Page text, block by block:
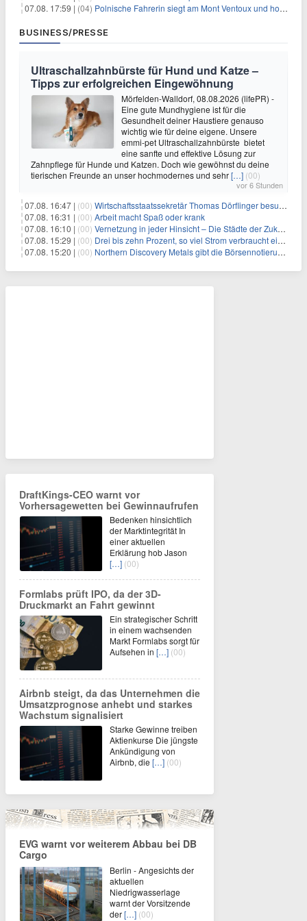
07.08. 17:59 | (04) Polnische Fahrerin siegt am Mont Ventoux und holt Tour-Gelb
BUSINESS/PRESSE
Ultraschallzahnbürste für Hund und Katze –
Tipps zur erfolgreichen Eingewöhnung
Mörfelden-Walldorf, 08.08.2026 (lifePR) -
Eine gute Mundhygiene ist für die
Gesundheit deiner Haustiere genauso
wichtig wie für deine eigene. Unsere
emmi-pet Ultraschallzahnbürste bietet
eine sanfte und effektive Lösung zur
Zahnpflege für Hunde und Katzen. Doch wie gewöhnst du deine
tierischen Freunde an unser hochmodernes und sehr[…] (00)
vor 6 Stunden
07.08. 16:47 | (00) Wirtschaftsstaatssekretär Thomas Dörflinger besucht Handwerksbetrieb im Kammerbezirk Freiburg
07.08. 16:31 | (00) Arbeit macht Spaß oder krank
07.08. 16:10 | (00) Vernetzung in jeder Hinsicht – Die Städte der Zukunft sind grün-blau
07.08. 15:29 | (00) Drei bis zehn Prozent, so viel Strom verbraucht ein Aufzug im Gebäude
07.08. 15:20 | (00) Northern Discovery Metals gibt die Börsennotierung an der Frankfurter Wertpapierbörse bekannt
DraftKings-CEO warnt vor
Vorhersagewetten bei Gewinnaufrufen
Bedenken hinsichtlich
der Marktintegrität In
einer aktuellen
Erklärung hob Jason
[…] (00)
Formlabs prüft IPO, da der 3D-
Druckmarkt an Fahrt gewinnt
Ein strategischer Schritt
in einem wachsenden
Markt Formlabs sorgt für
Aufsehen in […] (00)
Airbnb steigt, da das Unternehmen die
Umsatzprognose anhebt und starkes
Wachstum signalisiert
Starke Gewinne treiben
Aktienkurse Die jüngste
Ankündigung von
Airbnb, die […] (00)
EVG warnt vor weiterem Abbau bei DB
Cargo
Berlin - Angesichts der
aktuellen
Niedrigwasserlage
warnt der Vorsitzende
der[…] (00)